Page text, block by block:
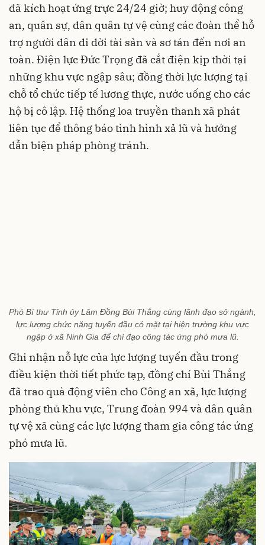
đã kích hoạt ứng trực 24/24 giờ; huy động công
an, quân sự, dân quân tự vệ cùng các đoàn thể hỗ
trợ người dân di dời tài sản và sơ tán đến nơi an
toàn. Điện lực Đức Trọng đã cắt điện kịp thời tại
những khu vực ngập sâu; đồng thời lực lượng tại
chỗ tổ chức tiếp tế lương thực, nước uống cho các
hộ bị cô lập. Hệ thống loa truyền thanh xã phát
liên tục để thông báo tình hình xả lũ và hướng
dẫn biện pháp phòng tránh.
Phó Bí thư Tỉnh ủy Lâm Đồng Bùi Thắng cùng lãnh đạo sở ngành,
lực lượng chức năng tuyến đầu có mặt tại hiện trường khu vực
ngập ở xã Ninh Gia để chỉ đạo công tác ứng phó mưa lũ.
Ghi nhận nỗ lực của lực lượng tuyến đầu trong
điều kiện thời tiết phức tạp, đồng chí Bùi Thắng
đã trao quà động viên cho Công an xã, lực lượng
phòng thủ khu vực, Trung đoàn 994 và dân quân
tự vệ xã cùng các lực lượng tham gia công tác ứng
phó mưa lũ.